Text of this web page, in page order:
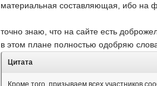
материальная составляющая, ибо на
точно знаю, что на сайте есть
в этом плане полностью одобряю
Цитата
Кроме того, призываем всех участников